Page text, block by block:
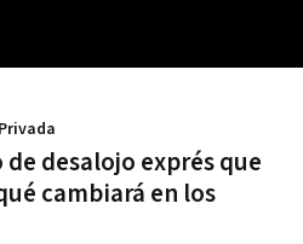
desalojo exprés que
cambiará en los